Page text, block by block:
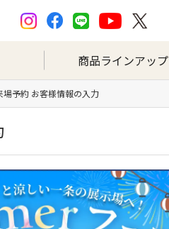
商品ラインアップ
場予約 お客様情報の入力